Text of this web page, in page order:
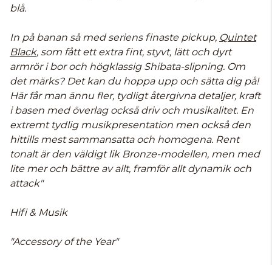
blå.
In på banan så med seriens finaste pickup, Quintet
Black, som fått ett extra fint, styvt, lätt och dyrt
armrör i bor och högklassig Shibata-slipning. Om
det märks? Det kan du hoppa upp och sätta dig på!
Här får man ännu fler, tydligt återgivna detaljer, kraft
i basen med överlag också driv och musikalitet. En
extremt tydlig musikpresentation men också den
hittills mest sammansatta och homogena. Rent
tonalt är den väldigt lik Bronze-modellen, men med
lite mer och bättre av allt, framför allt dynamik och
attack"
Hifi & Musik
"Accessory of the Year"